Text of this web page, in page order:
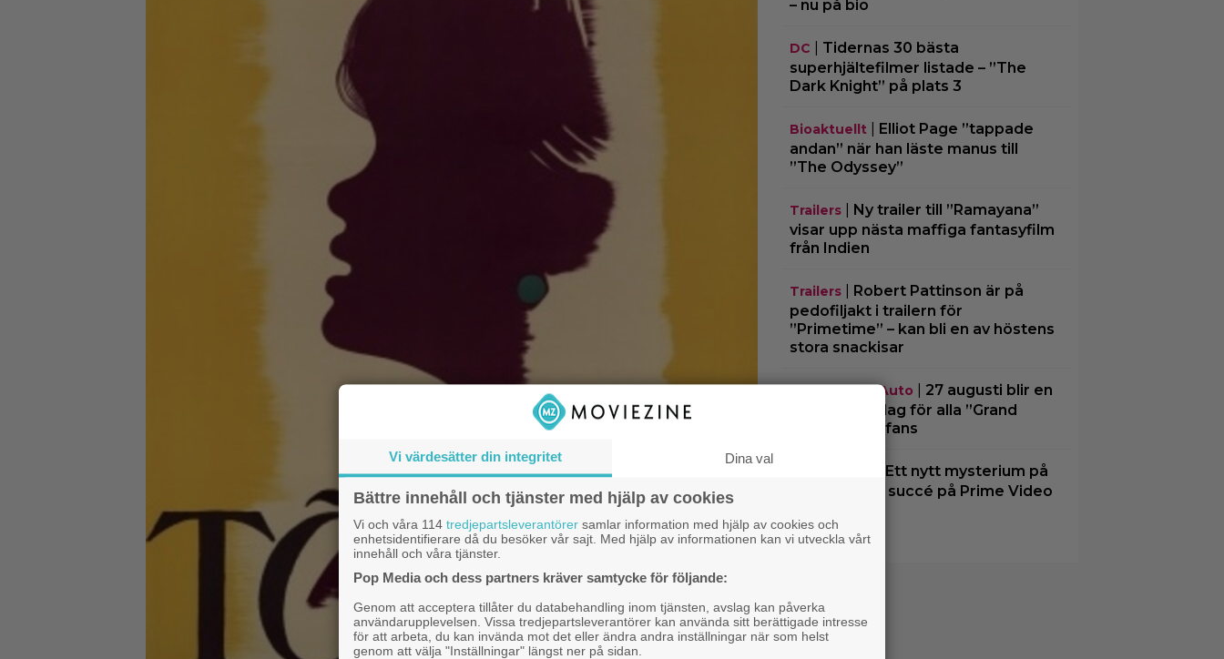
– nu på bio
DC
Tidernas 30 bästa
superhjältefilmer listade – ”The
Dark Knight” på plats 3
Bioaktuellt| Elliot Page ”tappade
andan” när han läste manus till
”The Odyssey”
Trailers| Ny trailer till ”Ramayana”
visar upp nästa maffiga fantasyfilm
från Indien
Trailers| Robert Pattinson är på
pedofiljakt i trailern för
”Primetime” – kan bli en av höstens
stora snackisar
Grand Theft Auto
27 augusti blir en
spännande dag för alla ”Grand
Theft Auto”-fans
Ett nytt mysterium på
8 avsnitt gör succé på Prime Video
Vi värdesätter din integritet Dina val
Bättre innehåll och tjänster med hjälp av cookies
Vi och våra 114 tredjepartsleverantörer samlar information med hjälp av cookies och
enhetsidentifierare då du besöker vår sajt. Med hjälp av informationen kan vi utveckla vårt
innehåll och våra tjänster.
Pop Media och dess partners kräver samtycke för följande:
Genom att acceptera tillåter du databehandling inom tjänsten, avslag kan påverka
användarupplevelsen. Vissa tredjepartsleverantörer kan använda sitt berättigade intresse
för att arbeta, du kan invända mot det eller ändra andra inställningar när som helst
genom att välja "Inställningar" längst ner på sidan.